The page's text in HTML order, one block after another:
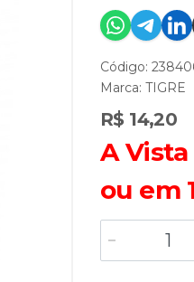
Código:
Marca: TIGRE
R$ 14,20
A
ou em